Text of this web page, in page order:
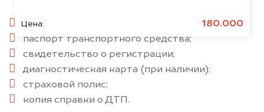
Цена: 180.000
паспорт гражданина РФ;
паспорт транспортного средства;
свидетельство о регистрации;
диагностическая карта (при наличии);
страховой полис;
копия справки о ДТП.